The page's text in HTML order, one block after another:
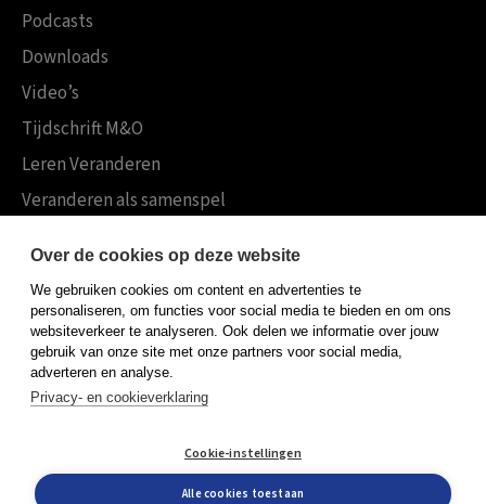
Podcasts
Downloads
Video’s
Tijdschrift M&O
Leren Veranderen
Veranderen als samenspel
Koninklijke Boom uitgevers
Boom Psychologie
Boom Hoger Onderwijs
Privacy policy
Cookieverklaring
Over de cookies op deze website
We gebruiken cookies om content en advertenties te
personaliseren, om functies voor social media te bieden en om ons
websiteverkeer te analyseren. Ook delen we informatie over jouw
gebruik van onze site met onze partners voor social media,
adverteren en analyse.
Privacy- en cookieverklaring
Cookie-instellingen
Alle cookies toestaan